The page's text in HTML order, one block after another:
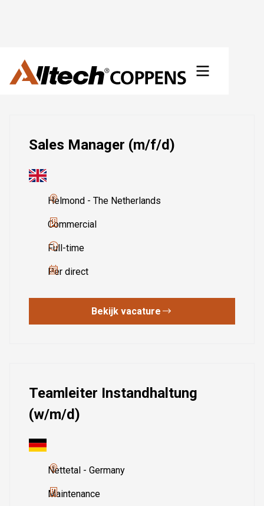
Vacancies
Sales Manager (m/f/d)
Helmond - The Netherlands
Commercial
Full-time
Per direct
Bekijk vacature
Teamleiter Instandhaltung
(w/m/d)
Nettetal - Germany
Maintenance